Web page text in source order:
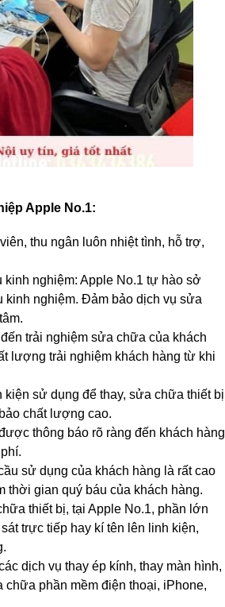
Apple No.1:
thu ngân luôn nhiệt tình, hỗ trợ,
nghiệm: Apple No.1 tự hào sở
kinh nghiệm. Đảm bảo dịch vụ sửa
trải nghiệm sửa chữa của khách
lượng trải nghiệm khách hàng từ khi
kiện sử dụng để thay, sửa chữa thiết bị
chất lượng cao.
thông báo rõ ràng đến khách hàng
sử dụng của khách hàng là rất cao
thời gian quý báu của khách hàng.
thiết bị, tại Apple No.1, phần lớn
trực tiếp hay kí tên lên linh kiện,
dịch vụ thay ép kính, thay màn hình,
phần mềm điện thoại, iPhone,